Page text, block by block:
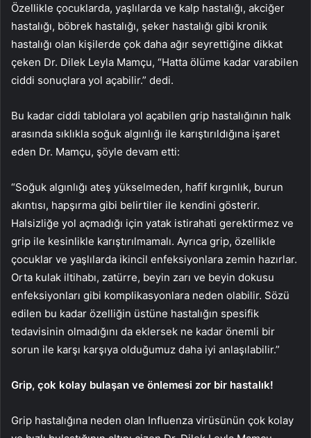
Özellikle çocuklarda, yaşlılarda ve kalp hastalığı, akciğer
hastalığı, böbrek hastalığı, şeker hastalığı gibi kronik
hastalığı olan kişilerde çok daha ağır seyrettiğine dikkat
çeken Dr. Dilek Leyla Mamçu, “Hatta ölüme kadar varabilen
ciddi sonuçlara yol açabilir.” dedi.
Bu kadar ciddi tablolara yol açabilen grip hastalığının halk
arasında sıklıkla soğuk algınlığı ile karıştırıldığına işaret
eden Dr. Mamçu, şöyle devam etti:
“Soğuk algınlığı ateş yükselmeden, hafif kırgınlık, burun
akıntısı, hapşırma gibi belirtiler ile kendini gösterir.
Halsizliğe yol açmadığı için yatak istirahati gerektirmez ve
grip ile kesinlikle karıştırılmamalı. Ayrıca grip, özellikle
çocuklar ve yaşlılarda ikincil enfeksiyonlara zemin hazırlar.
Orta kulak iltihabı, zatürre, beyin zarı ve beyin dokusu
enfeksiyonları gibi komplikasyonlara neden olabilir. Sözü
edilen bu kadar özelliğin üstüne hastalığın spesifik
tedavisinin olmadığını da eklersek ne kadar önemli bir
sorun ile karşı karşıya olduğumuz daha iyi anlaşılabilir.”
Grip, çok kolay bulaşan ve önlemesi zor bir hastalık!
Grip hastalığına neden olan Influenza virüsünün çok kolay